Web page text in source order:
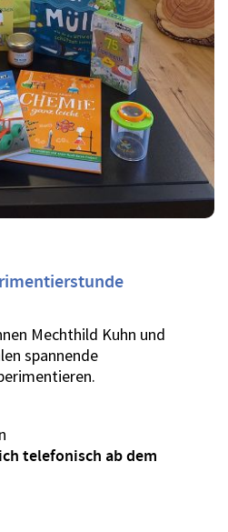
Mechthild Kuhn und
spannende
telefonisch ab dem